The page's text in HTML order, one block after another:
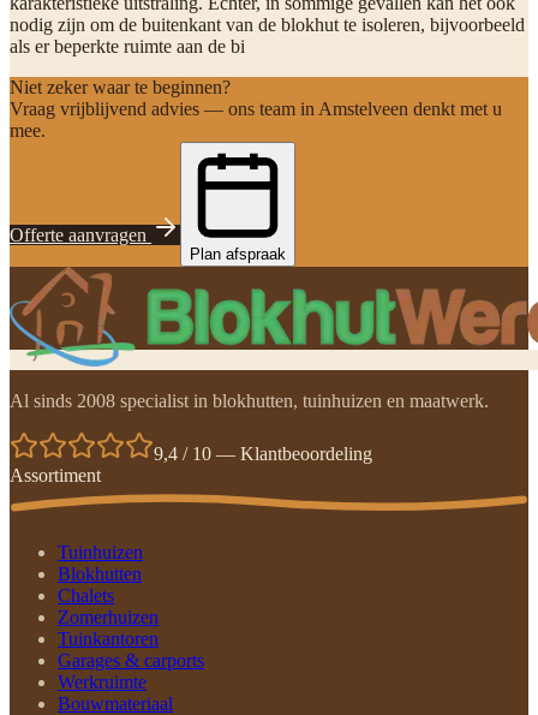
nodig zijn om de buitenkant van de blokhut te isoleren, bijvoorbeeld
als er beperkte ruimte aan de bi
Niet zeker waar te beginnen?
Vraag vrijblijvend advies — ons team in Amstelveen denkt met u
mee.
Offerte aanvragen
Plan afspraak
Al sinds 2008 specialist in blokhutten, tuinhuizen en maatwerk.
9,4 / 10 — Klantbeoordeling
Assortiment
Tuinhuizen
Blokhutten
Chalets
Zomerhuizen
Tuinkantoren
Garages & carports
Werkruimte
Bouwmateriaal